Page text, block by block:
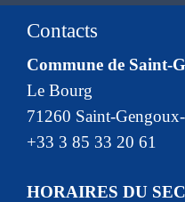
Contacts
Commune de Saint-
Le Bourg
71260 Saint-
+33 3 85 33 20 61
HORAIRES DU